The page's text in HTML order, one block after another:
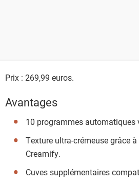
Prix : 269,99 euros.
Avantages
10 programmes automatiques
Texture ultra-crémeuse grâce
Creamify.
Cuves supplémentaires